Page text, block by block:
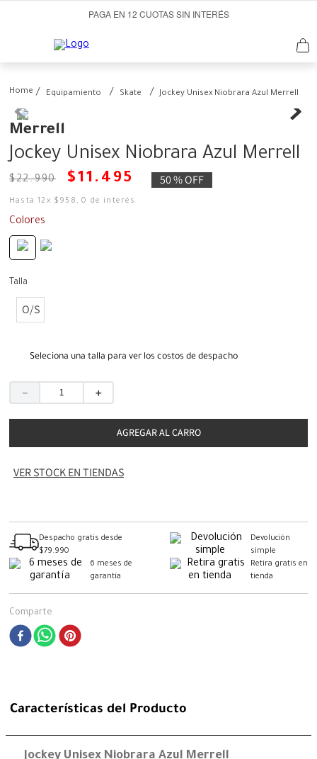
PAGA EN 12 CUOTAS SIN INTERÉS
Equipamiento Skate Jockey Unisex Niobrara Azul Merrell
Merrell
Jockey Unisex Niobrara Azul Merrell
$22.990 $11 . 495 50 %OFF
Hasta12 x $ 958 ,0 de interés
Colores
Talla
O/S
Seleciona una talla para ver los costos de despacho
＋
－
AGREGAR AL CARRO
VER STOCK EN TIENDAS
Despacho gratis desde
$79.990
Devolución
simple
6 meses de
garantía
Retira gratis en
tienda
Comparte
Características del Producto
Jockey Unisex Niobrara Azul Merrell